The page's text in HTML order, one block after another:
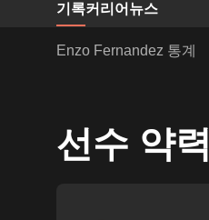
기록커리어 뉴스
Enzo Fernandez 통계
선수 약력